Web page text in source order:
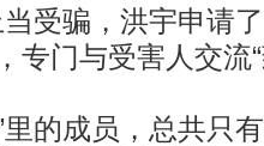
受骗，洪宇申请
专门与受害人交流
的成员，总共只